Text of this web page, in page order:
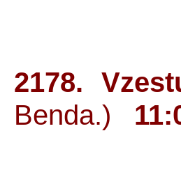
2178.
Benda.)